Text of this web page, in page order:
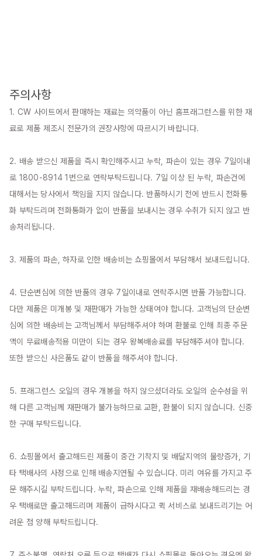
주의사항
1. CW 사이트에서 판매하는 재료는 의약품이 아닌 홈프래그런스를 위한 재
료로 제품 제조시 전문가의 권장사항에 따르시기 바랍니다.
2. 배송 받으신 제품을 즉시 확인해주시고 누락, 파손이 있는 경우 7일이내
로 1800-8914 1번으로 연락부탁드립니다. 7일 이상 된 누락, 파손건에
대해서는 당사에서 책임을 지지 않습니다. 반품하시기 전에 반드시 전화통
화 부탁드리며 전화통화가 없이 반품을 보내시는 경우 수취가 되지 않고 반
송처리됩니다.
3. 제품의 파손, 하자로 인한 배송비는 쇼핑몰에서 부담해서 보내드립니다.
4. 단순변심에 의한 반품의 경우 7일이내로 연락주시면 반품 가능합니다.
다만 제품은 미개봉 및 재판매가 가능한 상태여야 합니다. 고객님의 단순변
심에 의한 배송비는 고객님께서 부담해주셔야 하며 환불로 인해 최종 주문
액이 무료배송적용 미만이 되는 경우 왕복배송료를 부담해주셔야 합니다.
또한 받으신 사은품도 같이 반품을 해주셔야 합니다.
5. 프래그런스 오일의 경우 개봉을 하지 않으셨더라도 오일의 순수성을 위
해 다른 고객님께 재판매가 불가능하므로 교환, 환불이 되지 않습니다. 신중
한 구매 부탁드립니다.
6. 쇼핑몰에서 출고해드린 제품이 중간 기착지 및 배달지역의 물량증가, 기
타 택배사의 사정으로 인해 배송지연될 수 있습니다. 미리 여유를 가지고 주
문 해주시길 부탁드립니다. 누락, 파손으로 인해 제품을 재배송해드리는 경
우 택배로만 출고해드리며 제품이 급하시다고 퀵 서비스로 보내드리기는 어
려운 점 양해 부탁드립니다.